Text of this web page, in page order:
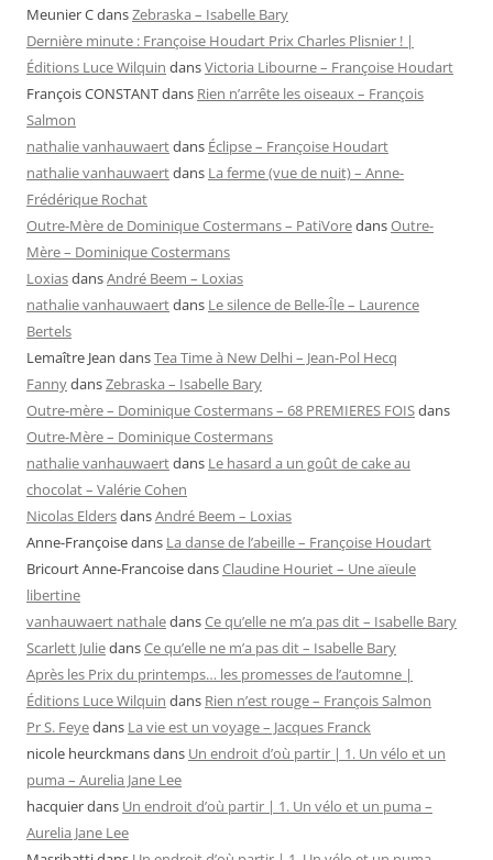
Meunier CdansZebraska – Isabelle Bary
Dernière minute : Françoise Houdart Prix Charles Plisnier ! |
Éditions Luce Wilquin dansVictoria Libourne – Françoise Houdart
François CONSTANTdans Rien n’arrête les oiseaux – François
Salmon
nathalie vanhauwaertdans Éclipse – Françoise Houdart
nathalie vanhauwaertdans La ferme (vue de nuit) – Anne-
Frédérique Rochat
Outre-Mère de Dominique Costermans – PatiVoredansOutre-
Mère – Dominique Costermans
LoxiasdansAndré Beem – Loxias
nathalie vanhauwaertdans Le silence de Belle-Île – Laurence
Bertels
Lemaître Jean dansTea Time à New Delhi – Jean-Pol Hecq
FannydansZebraska – Isabelle Bary
Outre-mère – Dominique Costermans – 68 PREMIERES FOISdans
Outre-Mère – Dominique Costermans
nathalie vanhauwaertdans Le hasard a un goût de cake au
chocolat – Valérie Cohen
Nicolas EldersdansAndré Beem – Loxias
Anne-Françoisedans La danse de l’abeille – Françoise Houdart
Bricourt Anne-FrancoisedansClaudine Houriet – Une aïeule
libertine
vanhauwaert nathaledansCe qu’elle ne m’a pas dit – Isabelle Bary
Scarlett JuliedansCe qu’elle ne m’a pas dit – Isabelle Bary
Après les Prix du printemps… les promesses de l’automne |
Éditions Luce Wilquin dans Rien n’est rouge – François Salmon
Pr S. Feyedans La vie est un voyage – Jacques Franck
nicole heurckmansdans Un endroit d’où partir | 1. Un vélo et un
puma – Aurelia Jane Lee
hacquierdans Un endroit d’où partir | 1. Un vélo et un puma –
Aurelia Jane Lee